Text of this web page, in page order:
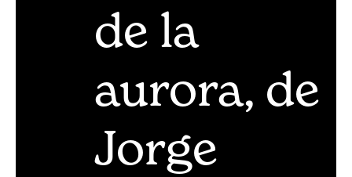
de la
aurora, de
Jorge